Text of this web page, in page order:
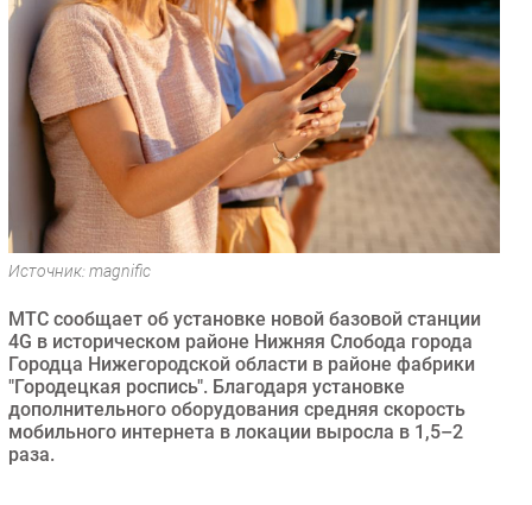
Оборудование
ПО
Outsourcing
Кадры
Регулирование
Финансы
Web
Безопасность
CIO/Управление ИТ
Гаджеты
Здоровье
РАЗДЕЛЫ
Источник: magnific
МТС сообщает об установке новой базовой станции
4G в историческом районе Нижняя Слобода города
Городца Нижегородской области в районе фабрики
"Городецкая роспись". Благодаря установке
дополнительного оборудования средняя скорость
мобильного интернета в локации выросла в 1,5–2
раза.